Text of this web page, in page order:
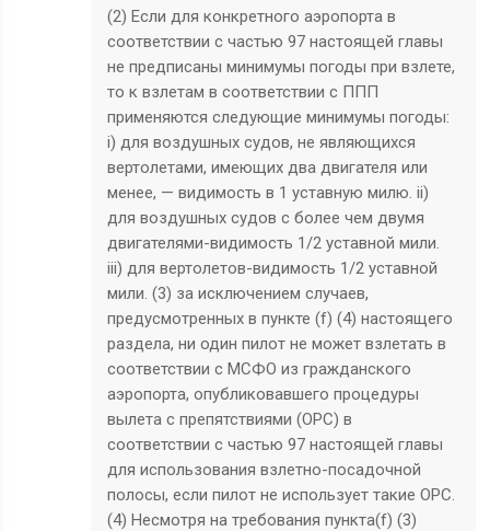
(2) Если для конкретного аэропорта в
соответствии с частью 97 настоящей главы
не предписаны минимумы погоды при взлете,
то к взлетам в соответствии с ППП
применяются следующие минимумы погоды:
i) для воздушных судов, не являющихся
вертолетами, имеющих два двигателя или
менее, — видимость в 1 уставную милю. ii)
для воздушных судов с более чем двумя
двигателями-видимость 1/2 уставной мили.
iii) для вертолетов-видимость 1/2 уставной
мили. (3) за исключением случаев,
предусмотренных в пункте (f) (4) настоящего
раздела, ни один пилот не может взлетать в
соответствии с МСФО из гражданского
аэропорта, опубликовавшего процедуры
вылета с препятствиями (ОРС) в
соответствии с частью 97 настоящей главы
для использования взлетно-посадочной
полосы, если пилот не использует такие ОРС.
(4) Несмотря на требования пункта(f) (3)